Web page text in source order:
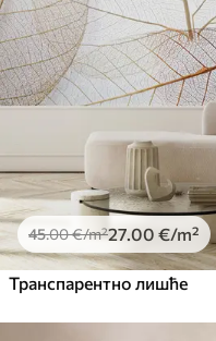
45.00€/m²27.00 €/m²
Транспарентно лишће